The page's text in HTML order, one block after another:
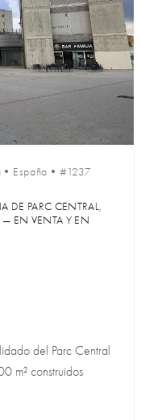
• España • #1237
DE PARC CENTRAL,
— EN VENTA Y EN
del Parc Central
m² construidos